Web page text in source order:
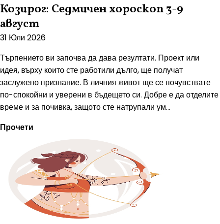
Козирог: Седмичен хороскоп 3-9
август
31 Юли 2026
Търпението ви започва да дава резултати. Проект или
идея, върху които сте работили дълго, ще получат
заслужено признание. В личния живот ще се почувствате
по-спокойни и уверени в бъдещето си. Добре е да отделите
време и за почивка, защото сте натрупали ум...
Прочети